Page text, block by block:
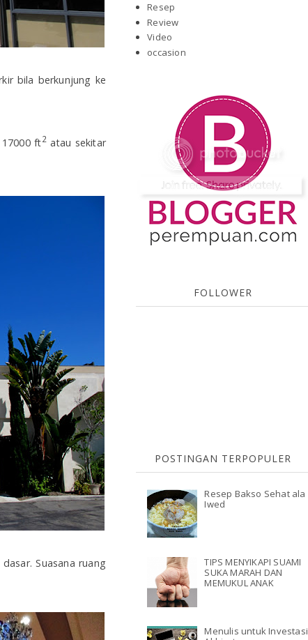
bila berkunjung ke
ft2atau sekitar
Suasana ruang
Resep
Review
Video
occasion
FOLLOWER
POSTINGAN TERPOPULER
Resep Bakso Sehat ala
Iwed
TIPS MENYIKAPI SUAMI
SUKA MARAH DAN
MEMUKUL ANAK
Menulis untuk Investasi